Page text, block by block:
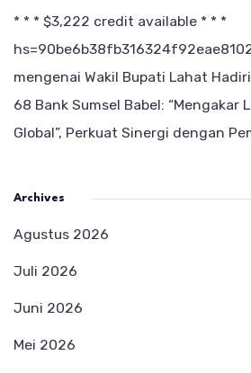
* * * $3,222 credit available * * *
mengenai Wakil Bupati Lahat
68 Bank Sumsel Babel: “Mengakar
Global”, Perkuat Sinergi dengan
Archives
Agustus 2026
Juli 2026
Juni 2026
Mei 2026